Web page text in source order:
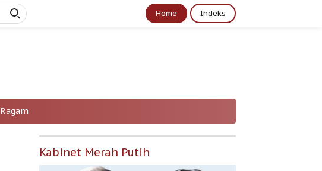
Home Indeks
Ragam
Kabinet Merah Putih